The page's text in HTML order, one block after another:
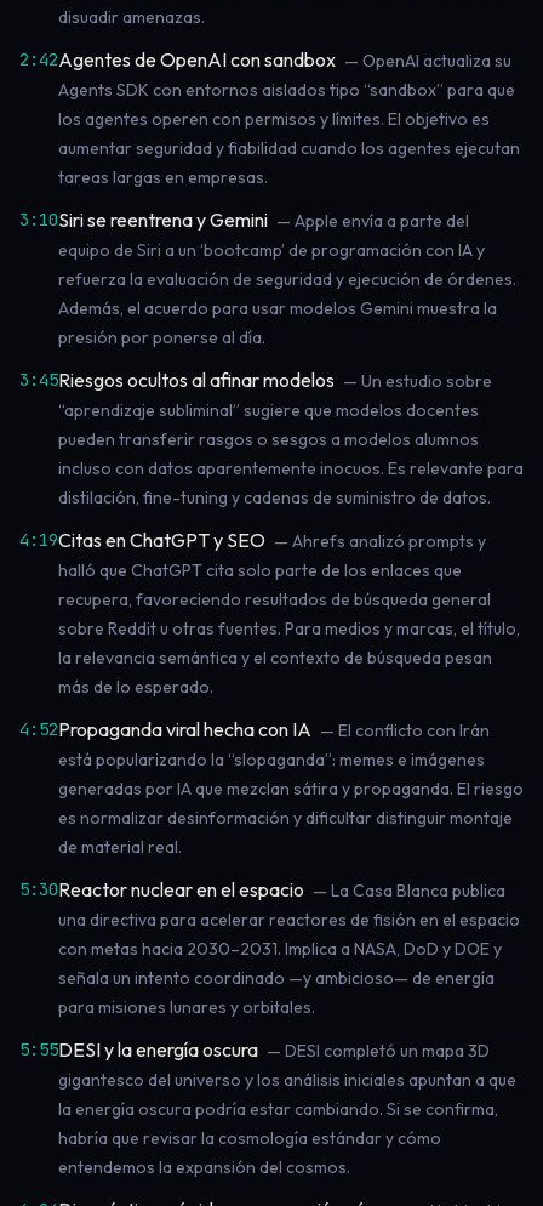
disuadir amenazas.
2:42Agentes de OpenAI con sandbox — OpenAI actualiza su
Agents SDK con entornos aislados tipo “sandbox” para que
los agentes operen con permisos y límites. El objetivo es
aumentar seguridad y fiabilidad cuando los agentes ejecutan
tareas largas en empresas.
3:10Siri se reentrena y Gemini — Apple envía a parte del
equipo de Siri a un ‘bootcamp’ de programación con IA y
refuerza la evaluación de seguridad y ejecución de órdenes.
Además, el acuerdo para usar modelos Gemini muestra la
presión por ponerse al día.
3:45Riesgos ocultos al afinar modelos — Un estudio sobre
“aprendizaje subliminal” sugiere que modelos docentes
pueden transferir rasgos o sesgos a modelos alumnos
incluso con datos aparentemente inocuos. Es relevante para
distilación, fine-tuning y cadenas de suministro de datos.
4:19Citas en ChatGPT y SEO — Ahrefs analizó prompts y
halló que ChatGPT cita solo parte de los enlaces que
recupera, favoreciendo resultados de búsqueda general
sobre Reddit u otras fuentes. Para medios y marcas, el título,
la relevancia semántica y el contexto de búsqueda pesan
más de lo esperado.
4:52Propaganda viral hecha con IA — El conflicto con Irán
está popularizando la “slopaganda”: memes e imágenes
generadas por IA que mezclan sátira y propaganda. El riesgo
es normalizar desinformación y dificultar distinguir montaje
de material real.
5:30Reactor nuclear en el espacio — La Casa Blanca publica
una directiva para acelerar reactores de fisión en el espacio
con metas hacia 2030–2031. Implica a NASA, DoD y DOE y
señala un intento coordinado —y ambicioso— de energía
para misiones lunares y orbitales.
5:55DESI y la energía oscura — DESI completó un mapa 3D
gigantesco del universo y los análisis iniciales apuntan a que
la energía oscura podría estar cambiando. Si se confirma,
habría que revisar la cosmología estándar y cómo
entendemos la expansión del cosmos.